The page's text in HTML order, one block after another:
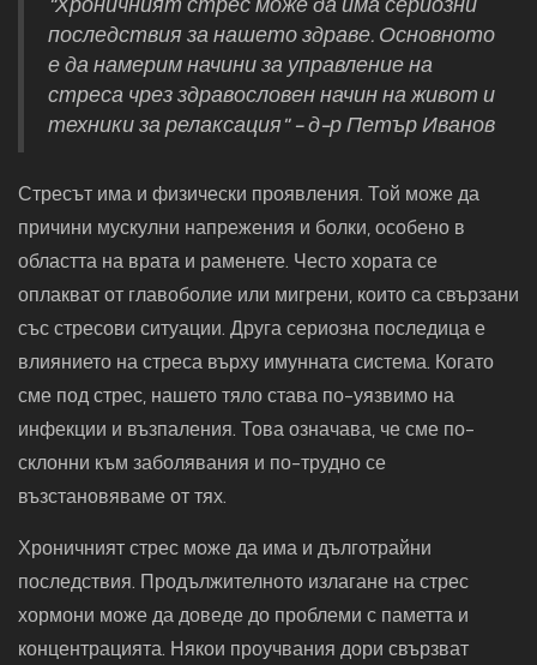
последствия за нашето здраве. Основното
е да намерим начини за управление на
стреса чрез здравословен начин на живот и
техники за релаксация" - д-р Петър Иванов
Стресът има и физически проявления. Той може да
причини мускулни напрежения и болки, особено в
областта на врата и раменете. Често хората се
оплакват от главоболие или мигрени, които са свързани
със стресови ситуации. Друга сериозна последица е
влиянието на стреса върху имунната система. Когато
сме под стрес, нашето тяло става по-уязвимо на
инфекции и възпаления. Това означава, че сме по-
склонни към заболявания и по-трудно се
възстановяваме от тях.
Хроничният стрес може да има и дълготрайни
последствия. Продължителното излагане на стрес
хормони може да доведе до проблеми с паметта и
концентрацията. Някои проучвания дори свързват